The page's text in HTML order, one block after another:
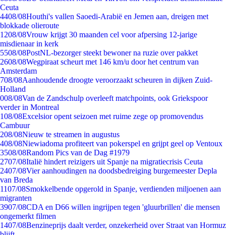
Ceuta
4408/08Houthi's vallen Saoedi-Arabië en Jemen aan, dreigen met
blokkade olieroute
1208/08Vrouw krijgt 30 maanden cel voor afpersing 12-jarige
misdienaar in kerk
5508/08PostNL-bezorger steekt bewoner na ruzie over pakket
2608/08Wegpiraat scheurt met 146 km/u door het centrum van
Amsterdam
708/08Aanhoudende droogte veroorzaakt scheuren in dijken Zuid-
Holland
008/08Van de Zandschulp overleeft matchpoints, ook Griekspoor
verder in Montreal
108/08Excelsior opent seizoen met ruime zege op promovendus
Cambuur
208/08Nieuw te streamen in augustus
408/08Niewiadoma profiteert van pokerspel en grijpt geel op Ventoux
3508/08Random Pics van de Dag #1979
2707/08Italië hindert reizigers uit Spanje na migratiecrisis Ceuta
2407/08Vier aanhoudingen na doodsbedreiging burgemeester Depla
van Breda
1107/08Smokkelbende opgerold in Spanje, verdienden miljoenen aan
migranten
3907/08CDA en D66 willen ingrijpen tegen 'gluurbrillen' die mensen
ongemerkt filmen
1407/08Benzineprijs daalt verder, onzekerheid over Straat van Hormuz